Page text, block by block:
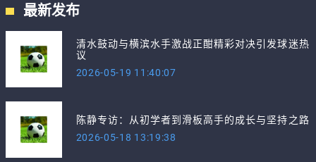
最新发布
清水鼓动与横滨水手激战正酣精彩对决引发球迷热
议
2026-05-19 11:40:07
陈静专访：从初学者到滑板高手的成长与坚持之路
2026-05-18 13:19:38